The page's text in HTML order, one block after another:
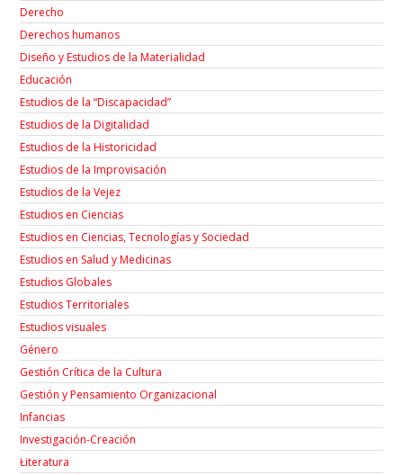
Derecho
Derechos humanos
Diseño y Estudios de la Materialidad
Educación
Estudios de la “Discapacidad”
Estudios de la Digitalidad
Estudios de la Historicidad
Estudios de la Improvisación
Estudios de la Vejez
Estudios en Ciencias
Estudios en Ciencias, Tecnologías y Sociedad
Estudios en Salud y Medicinas
Estudios Globales
Estudios Territoriales
Estudios visuales
Género
Gestión Crítica de la Cultura
Gestión y Pensamiento Organizacional
Infancias
Investigación-Creación
Łiteratura